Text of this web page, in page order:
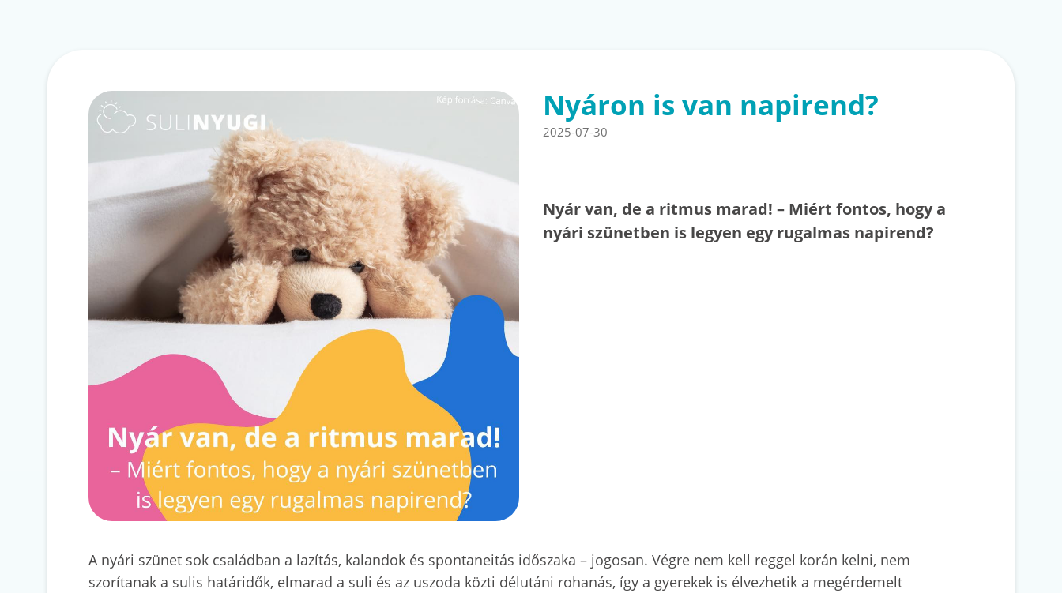
Nyáron is van napirend?
2025-07-30
Nyár van, de a ritmus marad! – Miért fontos, hogy a
nyári szünetben is legyen egy rugalmas napirend?
A nyári szünet sok családban a lazítás, kalandok és spontaneitás időszaka – jogosan. Végre nem kell reggel korán kelni, nem
szorítanak a sulis határidők, elmarad a suli és az uszoda közti délutáni rohanás, így a gyerekek is élvezhetik a megérdemelt